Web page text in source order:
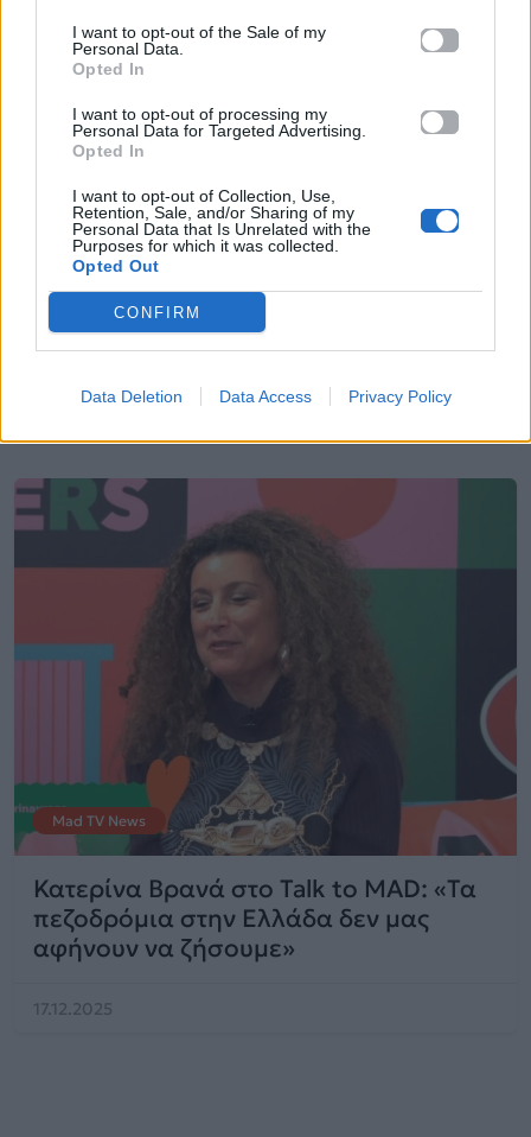
I want to opt-out of the Sale of my
Personal Data.
Opted In
I want to opt-out of processing my
Personal Data for Targeted Advertising.
Opted In
I want to opt-out of Collection, Use,
Retention, Sale, and/or Sharing of my
Personal Data that Is Unrelated with the
Purposes for which it was collected.
Opted Out
CONFIRM
Data Deletion Data Access Privacy Policy
Μουσικά Νέα
Eurovision Εθνικός Τελικός 2026:
Γιώργος Καπουτζίδης, Μπέτυ Μαγγίρα
και Κατερίνα Βρανά θα παρουσιάσουν
τα 3 shows
Mad TV News
Κατερίνα Βρανά στο Talk to MAD: «Τα
πεζοδρόμια στην Ελλάδα δεν μας
αφήνουν να ζήσουμε»
17.12.2025